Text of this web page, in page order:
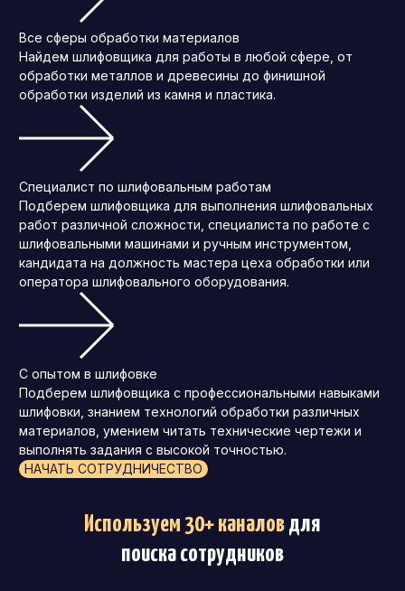
Все сферы обработки материалов
Найдем шлифовщика для работы в любой сфере, от
обработки металлов и древесины до финишной
обработки изделий из камня и пластика.
Специалист по шлифовальным работам
Подберем шлифовщика для выполнения шлифовальных
работ различной сложности, специалиста по работе с
шлифовальными машинами и ручным инструментом,
кандидата на должность мастера цеха обработки или
оператора шлифовального оборудования.
С опытом в шлифовке
Подберем шлифовщика с профессиональными навыками
шлифовки, знанием технологий обработки различных
материалов, умением читать технические чертежи и
выполнять задания с высокой точностью.
НАЧАТЬ СОТРУДНИЧЕСТВО
Используем 30+ каналовдля
поиска сотрудников